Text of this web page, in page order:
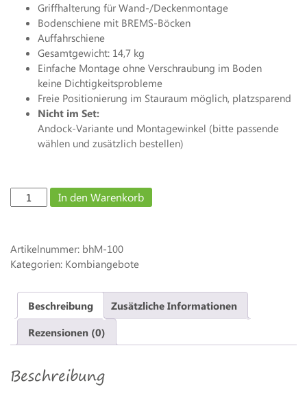
Griffhalterung für Wand-/Deckenmontage
Bodenschiene mit BREMS-Böcken
Auffahrschiene
Gesamtgewicht: 14,7 kg
Einfache Montage ohne Verschraubung im Boden
keine Dichtigkeitsprobleme
Freie Positionierung im Stauraum möglich, platzsparend
Nicht im Set:
Andock-Variante und Montagewinkel (bitte passende
wählen und zusätzlich bestellen)
bike-
holder
KOMBI-
Set
Griffhalterung,
Bodenschiene,
Auffahrschiene
Menge
In den Warenkorb
Artikelnummer: bhM-100
Kategorien: Kombiangebote
Beschreibung
Zusätzliche Informationen
Rezensionen (0)
Beschreibung